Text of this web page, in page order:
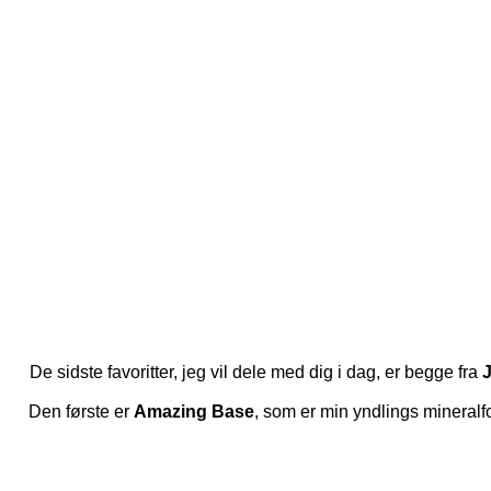
De sidste favoritter, jeg vil dele med dig i dag, er begge fra
Den første er Amazing Base, som er min yndlings